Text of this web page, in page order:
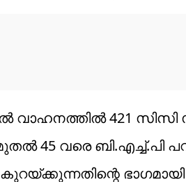
421 സിസി
മുതല്‍ 45 വരെ